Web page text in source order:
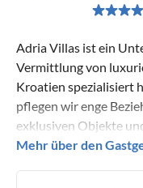
Adria Villas ist ein
Vermittlung von
Kroatien spezialisiert
pflegen wir enge
exklusiven Objekte
Kenntnisse der
Mehr über den